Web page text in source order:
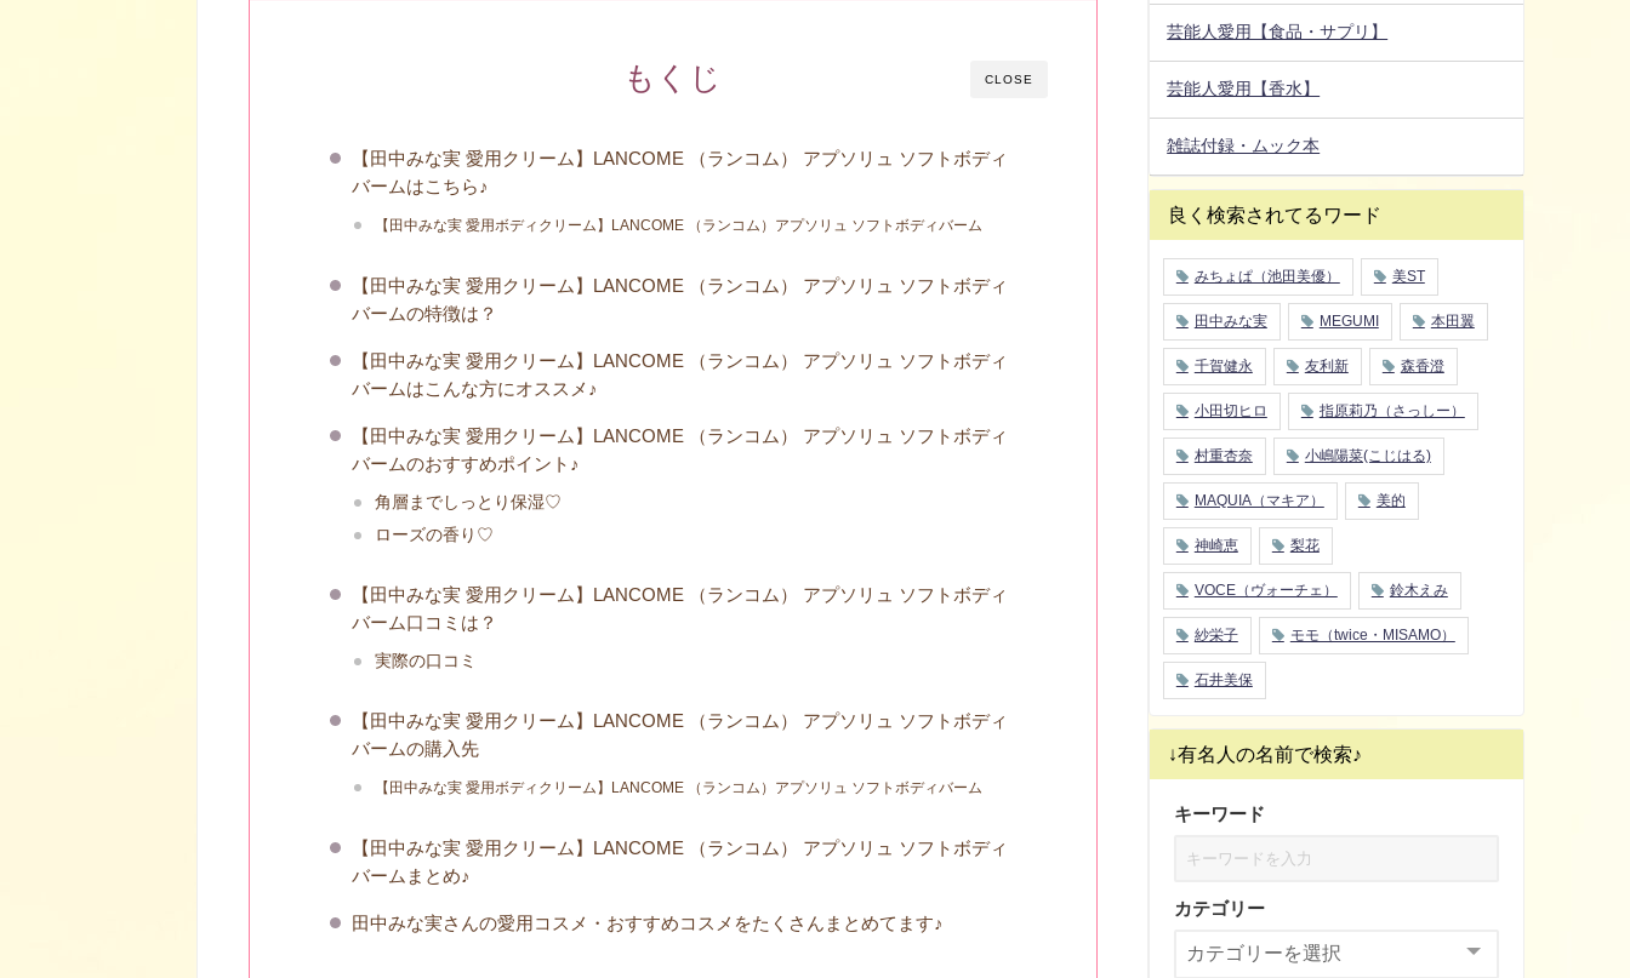
CLOSE
もくじ
【田中みな実 愛用クリーム】LANCOME （ランコム） アプソリュ ソフトボディ
バームはこちら♪
【田中みな実 愛用ボディクリーム】LANCOME （ランコム）アプソリュ ソフトボディバーム
【田中みな実 愛用クリーム】LANCOME （ランコム） アプソリュ ソフトボディ
バームの特徴は？
【田中みな実 愛用クリーム】LANCOME （ランコム） アプソリュ ソフトボディ
バームはこんな方にオススメ♪
【田中みな実 愛用クリーム】LANCOME （ランコム） アプソリュ ソフトボディ
バームのおすすめポイント♪
角層までしっとり保湿♡
ローズの香り♡
【田中みな実 愛用クリーム】LANCOME （ランコム） アプソリュ ソフトボディ
バーム口コミは？
実際の口コミ
【田中みな実 愛用クリーム】LANCOME （ランコム） アプソリュ ソフトボディ
バームの購入先
【田中みな実 愛用ボディクリーム】LANCOME （ランコム）アプソリュ ソフトボディバーム
【田中みな実 愛用クリーム】LANCOME （ランコム） アプソリュ ソフトボディ
バームまとめ♪
田中みな実さんの愛用コスメ・おすすめコスメをたくさんまとめてます♪
芸能人愛用【食品・サプリ】
芸能人愛用【香水】
雑誌付録・ムック本
良く検索されてるワード
みちょぱ（池田美優） 美ST
田中みな実 MEGUMI 本田翼
千賀健永 友利新 森香澄
小田切ヒロ 指原莉乃（さっしー）
村重杏奈 小嶋陽菜(こじはる)
MAQUIA（マキア） 美的
神崎恵 梨花
VOCE（ヴォーチェ） 鈴木えみ
紗栄子 モモ（twice・MISAMO）
石井美保
↓有名人の名前で検索♪
キーワード
カテゴリー